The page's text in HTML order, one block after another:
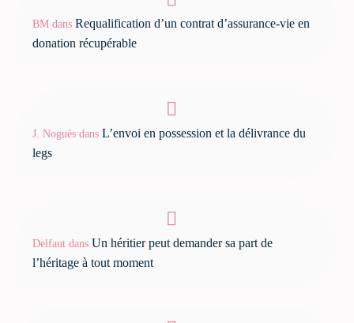
BM dans Requalification d’un contrat d’assurance-vie en
donation récupérable
J. Noguès dans L’envoi en possession et la délivrance du
legs
Delfaut dans Un héritier peut demander sa part de
l’héritage à tout moment